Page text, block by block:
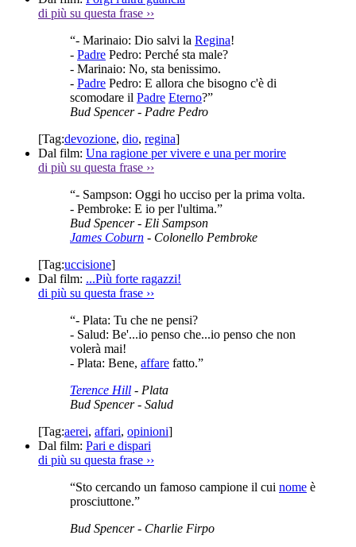
di più su questa frase ››
“- Marinaio: Dio salvi la Regina!
- Padre Pedro: Perché sta male?
- Marinaio: No, sta benissimo.
- Padre Pedro: E allora che bisogno c'è di
scomodare il Padre Eterno?”
Bud Spencer- Padre Pedro
[Tag:devozione, dio, regina]
Dal film: Una ragione per vivere e una per morire
di più su questa frase ››
“- Sampson: Oggi ho ucciso per la prima volta.
- Pembroke: E io per l'ultima.”
Bud Spencer- Eli Sampson
James Coburn - Colonello Pembroke
[Tag:uccisione]
Dal film: ...Più forte ragazzi!
di più su questa frase ››
“- Plata: Tu che ne pensi?
- Salud: Be'...io penso che...io penso che non
volerà mai!
- Plata: Bene, affare fatto.”
Terence Hill - Plata
Bud Spencer- Salud
[Tag:aerei, affari, opinioni]
Dal film: Pari e dispari
di più su questa frase ››
“Sto cercando un famoso campione il cui nome è
prosciuttone.”
Bud Spencer- Charlie Firpo